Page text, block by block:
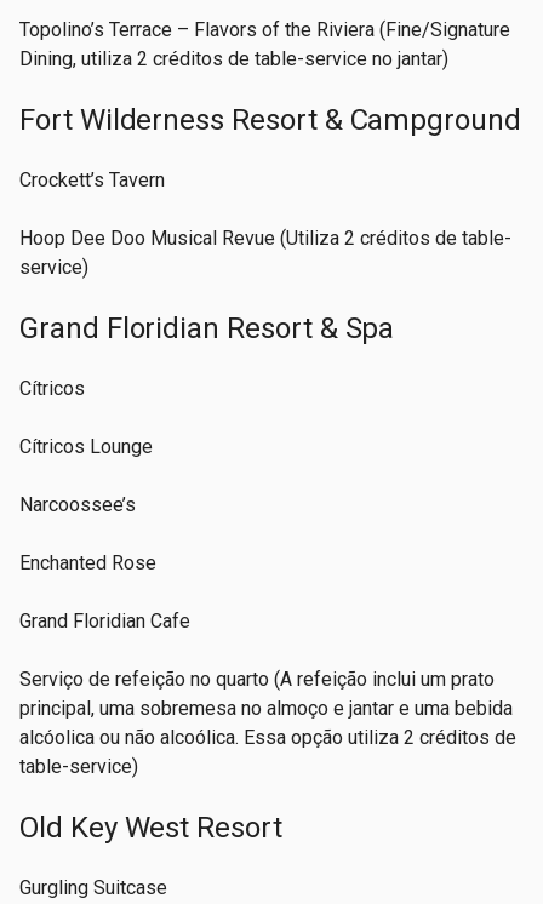
Topolino’s Terrace – Flavors of the Riviera (Fine/Signature
Dining, utiliza 2 créditos de table-service no jantar)
Fort Wilderness Resort & Campground
Crockett’s Tavern
Hoop Dee Doo Musical Revue (Utiliza 2 créditos de table-
service)
Grand Floridian Resort & Spa
Cítricos
Cítricos Lounge
Narcoossee’s
Enchanted Rose
Grand Floridian Cafe
Serviço de refeição no quarto (A refeição inclui um prato
principal, uma sobremesa no almoço e jantar e uma bebida
alcóolica ou não alcoólica. Essa opção utiliza 2 créditos de
table-service)
Old Key West Resort
Gurgling Suitcase